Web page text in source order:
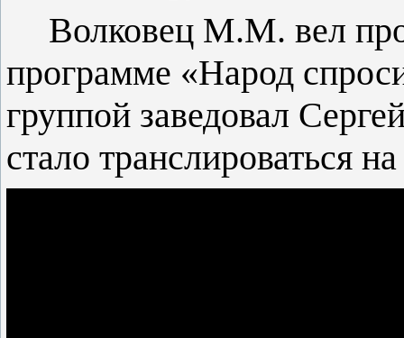
Волковец М.М. вел
программе «Народ
группой заведовал
стало транслироваться